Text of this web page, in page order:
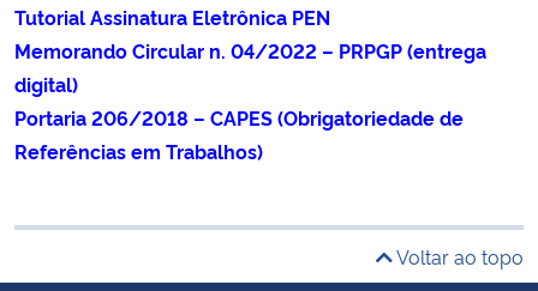
Tutorial Assinatura Eletrônica PEN
Memorando Circular n. 04/2022 – PRPGP (entrega
digital)
Portaria 206/2018 – CAPES (Obrigatoriedade de
Referências em Trabalhos)
Voltar ao topo